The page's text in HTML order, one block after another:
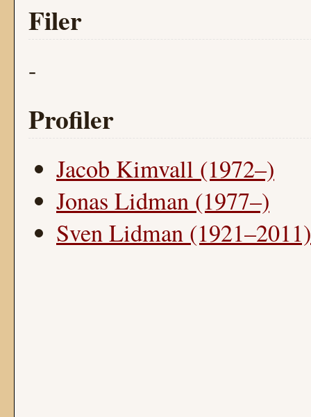
Filer
-
Profiler
Jacob Kimvall (1972–)
Jonas Lidman (1977–)
Sven Lidman (1921–2011)